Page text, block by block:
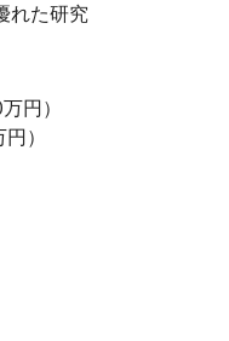
れた研究
円）
）